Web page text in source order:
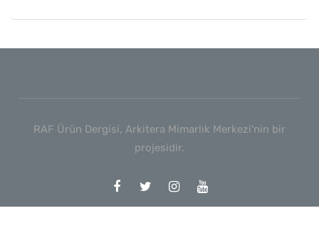
RAF Ürün Dergisi, Arkitera Mimarlık Merkezi'nin bir
projesidir.